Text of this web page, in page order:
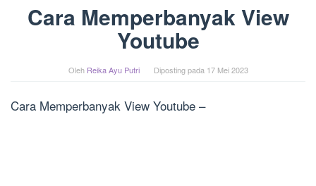
Cara Memperbanyak View
Youtube
Oleh Reika Ayu Putri Diposting pada 17 Mei 2023
Cara Memperbanyak View Youtube –